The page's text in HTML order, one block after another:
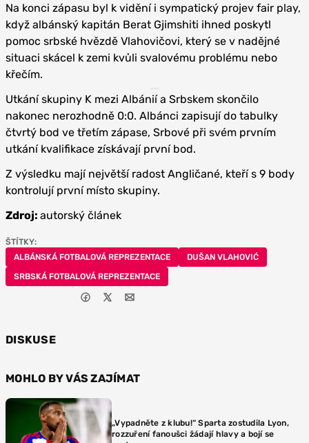
Na konci zápasu byl k vidění i sympatický projev fair play,
když albánský kapitán Berat Gjimshiti ihned poskytl
pomoc srbské hvězdě Vlahovičovi, který se v nadějné
situaci skácel k zemi kvůli svalovému problému nebo
křečím.
Utkání skupiny K mezi Albánií a Srbskem skončilo
nakonec nerozhodně 0:0. Albánci zapisují do tabulky
čtvrtý bod ve třetím zápase, Srbové při svém prvním
utkání kvalifikace získávají první bod.
Z výsledku mají největší radost Angličané, kteří s 9 body
kontrolují první místo skupiny.
Zdroj: autorský článek
ŠTÍTKY:
ALBÁNSKÁ FOTBALOVÁ REPREZENTACE
DUŠAN VLAHOVIĆ
SRBSKÁ FOTBALOVÁ REPREZENTACE
DISKUSE
MOHLO BY VÁS ZAJÍMAT
„Vypadněte z klubu!“ Sparta zostudila Lyon,
rozzuření fanoušci žádají hlavy a bojí se